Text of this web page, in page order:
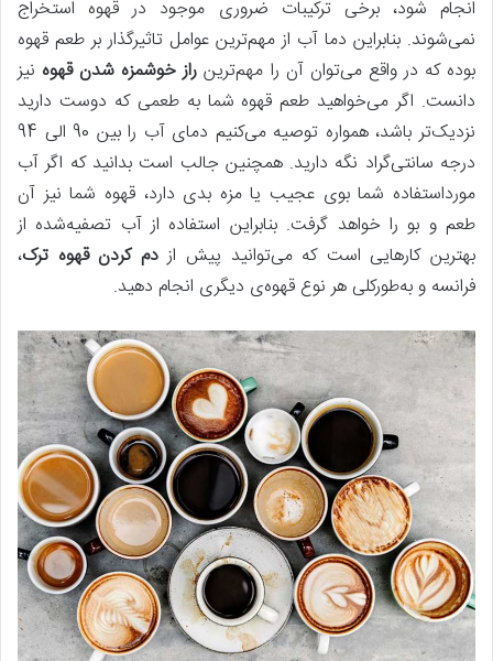
انجام‌ شود، برخی ترکیبات ضروری موجود در قهوه استخراج
نمی‌شوند. بنابراین دما آب از مهم‌ترین عوامل تاثیرگذار بر طعم قهوه
بوده که در واقع می‌توان آن را مهم‌ترین راز خوشمزه شدن قهوه نیز
دانست. اگر می‌خواهید طعم قهوه شما به طعمی که دوست دارید
نزدیک‌تر باشد، همواره توصیه می‌کنیم دمای آب را بین 90 الی 94
درجه سانتی‌گراد نگه دارید. همچنین جالب است بدانید که اگر آب
مورداستفاده شما بوی عجیب یا مزه بدی دارد، قهوه شما نیز آن
طعم و بو را خواهد گرفت. بنابراین استفاده از آب تصفیه‌شده از
بهترین کارهایی است که می‌توانید پیش‌ ازدم کردن قهوه ترک،
فرانسه و به‌طورکلی هر نوع قهوه‌ی دیگری انجام دهید.